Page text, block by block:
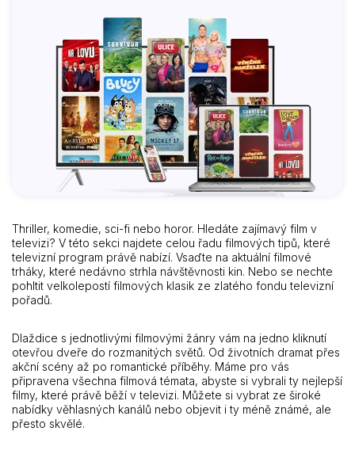
Thriller, komedie, sci-fi nebo horor. Hledáte zajímavý film v
televizi? V této sekci najdete celou řadu filmových tipů, které
televizní program právě nabízí. Vsaďte na aktuální filmové
trháky, které nedávno strhla návštěvnosti kin. Nebo se nechte
pohltit velkolepostí filmových klasik ze zlatého fondu televizní
pořadů.
Dlaždice s jednotlivými filmovými žánry vám na jedno kliknutí
otevřou dveře do rozmanitých světů. Od životních dramat přes
akční scény až po romantické příběhy. Máme pro vás
připravena všechna filmová témata, abyste si vybrali ty nejlepší
filmy, které právě běží v televizi. Můžete si vybrat ze široké
nabídky věhlasných kanálů nebo objevit i ty méně známé, ale
přesto skvělé.